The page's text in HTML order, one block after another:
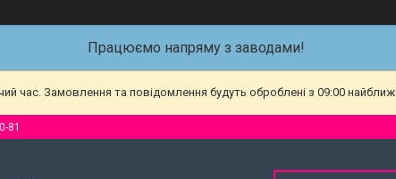
Працюємо напряму з заводами!
час. Замовлення та повідомлення будуть оброблені з 09:00
81